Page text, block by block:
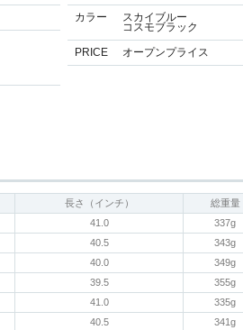
カラー
スカイブルー
コスモブラック
PRICE
オープンプライス
長さ（インチ） 総重量
41.0 337g
40.5 343g
40.0 349g
39.5 355g
41.0 335g
40.5 341g